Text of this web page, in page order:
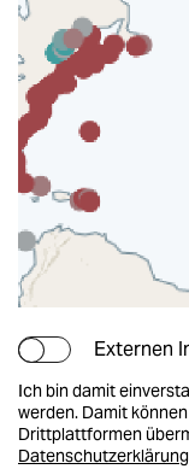
Externen
Ich bin damit
werden. Damit
Drittplattformen
Datenschutzerklärung